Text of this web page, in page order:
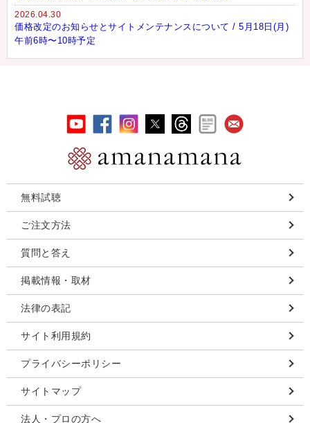
2026.04.30
価格改定のお知らせとサイトメンテナンスについて / 5月18日(月)
午前6時〜10時予定
無料試聴
ご注文方法
質問と答え
掲載情報・取材
法律の表記
サイト利用規約
プライバシーポリシー
サイトマップ
法人・プロの方へ